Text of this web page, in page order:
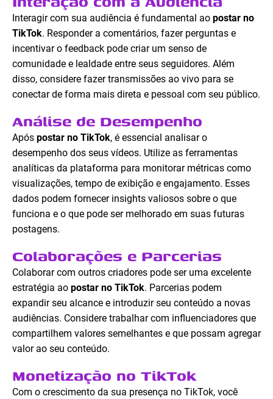
Interagir com sua audiência é fundamental ao postar no
TikTok. Responder a comentários, fazer perguntas e
incentivar o feedback pode criar um senso de
comunidade e lealdade entre seus seguidores. Além
disso, considere fazer transmissões ao vivo para se
conectar de forma mais direta e pessoal com seu público.
Análise de Desempenho
Após postar no TikTok, é essencial analisar o
desempenho dos seus vídeos. Utilize as ferramentas
analíticas da plataforma para monitorar métricas como
visualizações, tempo de exibição e engajamento. Esses
dados podem fornecer insights valiosos sobre o que
funciona e o que pode ser melhorado em suas futuras
postagens.
Colaborações e Parcerias
Colaborar com outros criadores pode ser uma excelente
estratégia ao postar no TikTok. Parcerias podem
expandir seu alcance e introduzir seu conteúdo a novas
audiências. Considere trabalhar com influenciadores que
compartilhem valores semelhantes e que possam agregar
valor ao seu conteúdo.
Monetização no TikTok
Com o crescimento da sua presença no TikTok, você